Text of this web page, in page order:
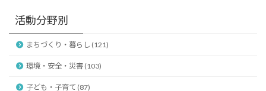
活動分野別
まちづくり・暮らし (121)
環境・安全・災害 (103)
子ども・子育て (87)